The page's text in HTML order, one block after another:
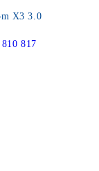
X3 3.0
817